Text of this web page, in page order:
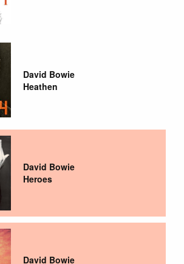
David Bowie
Heathen
David Bowie
Heroes
David Bowie